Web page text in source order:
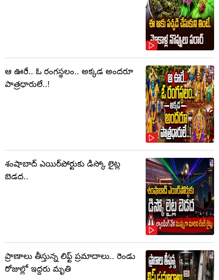
ఆ ఊరే.. ఓ రంగస్థలం.. అక్కడ అందరూ
పాత్రధారులే..!
శంషాబాద్ ఎయిర్‌పోర్టుకు డిస్కో లైట్ల
బెడద..
ప్రాణాలు తీస్తున్న లిఫ్ట్‌ ప్రమాదాలు.. రెండు
రోజుల్లో ఇద్దరు మృతి